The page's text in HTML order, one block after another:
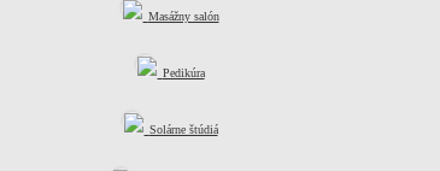
Masážny salón
Pedikúra
Solárne štúdiá